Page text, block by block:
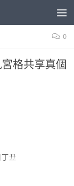
0
格共享真個
丑